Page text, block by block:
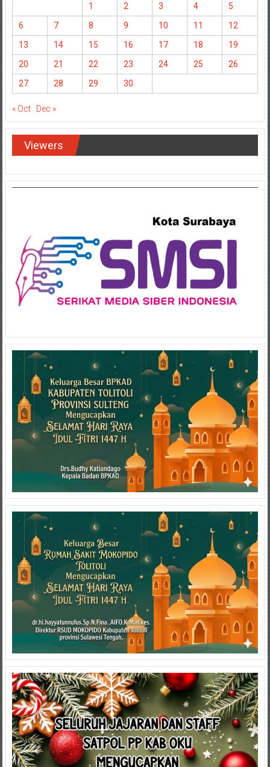
1 2 3 4
5
6
7 8 9 10 11
12
13
14 15 16 17 18
19
20
21 22 23 24 25
26
27
28 29 30
« Oct Dec »
Viewers